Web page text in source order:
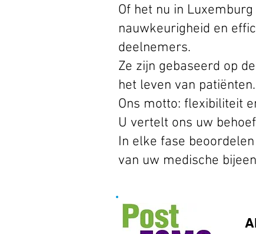
Of het nu in
nauwkeurigheid en
deelnemers.
Ze zijn gebaseerd op
het leven van patiënten.
Ons motto: flexibiliteit
U vertelt ons uw
In elke fase
van uw medische